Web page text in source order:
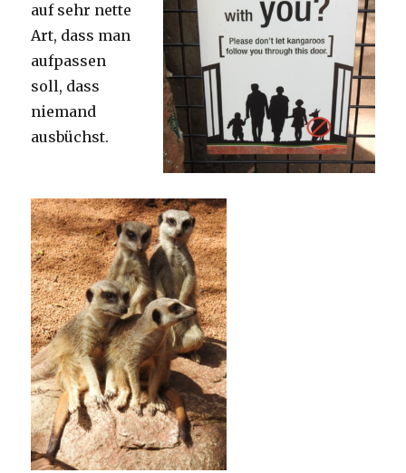
auf sehr nette
Art, dass man
aufpassen
soll, dass
niemand
ausbüchst.